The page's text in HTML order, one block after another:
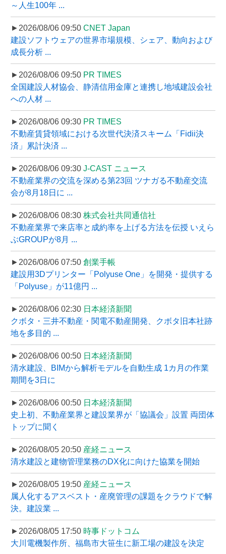
～人生100年 ...
►2026/08/06 09:50 CNET Japan
建設ソフトウェアの世界市場規模、シェア、動向および
成長分析 ...
►2026/08/06 09:50 PR TIMES
全国建設人材協会、静清信用金庫と連携し地域建設会社
への人材 ...
►2026/08/06 09:30 PR TIMES
不動産賃貸領域における次世代決済スキーム「Fidii決
済」累計決済 ...
►2026/08/06 09:30 J-CAST ニュース
不動産業界の交流を深める第23回 ツナガる不動産交流
会が8月18日に ...
►2026/08/06 08:30 株式会社共同通信社
不動産業界で来店率と成約率を上げる方法を伝授 いえら
ぶGROUPが8月 ...
►2026/08/06 07:50 創業手帳
建設用3Dプリンター「Polyuse One」を開発・提供する
「Polyuse」が11億円 ...
►2026/08/06 02:30 日本経済新聞
クボタ・三井不動産・関電不動産開発、クボタ旧本社跡
地を多目的 ...
►2026/08/06 00:50 日本経済新聞
清水建設、BIMから解析モデルを自動生成 1カ月の作業
期間を3日に
►2026/08/06 00:50 日本経済新聞
史上初、不動産業界と建設業界が「協議会」設置 両団体
トップに聞く
►2026/08/05 20:50 産経ニュース
清水建設と建物管理業務のDX化に向けた協業を開始
►2026/08/05 19:50 産経ニュース
属人化するアスベスト・産廃管理の課題をクラウドで解
決。建設業 ...
►2026/08/05 17:50 時事ドットコム
大川電機製作所、福島市大笹生に新工場の建設を決定